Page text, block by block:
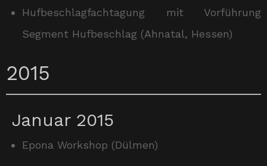
Hufbeschlagfachtagung mit Vorführung
Segment Hufbeschlag (Ahnatal, Hessen)
2015
Januar 2015
Epona Workshop (Dülmen)